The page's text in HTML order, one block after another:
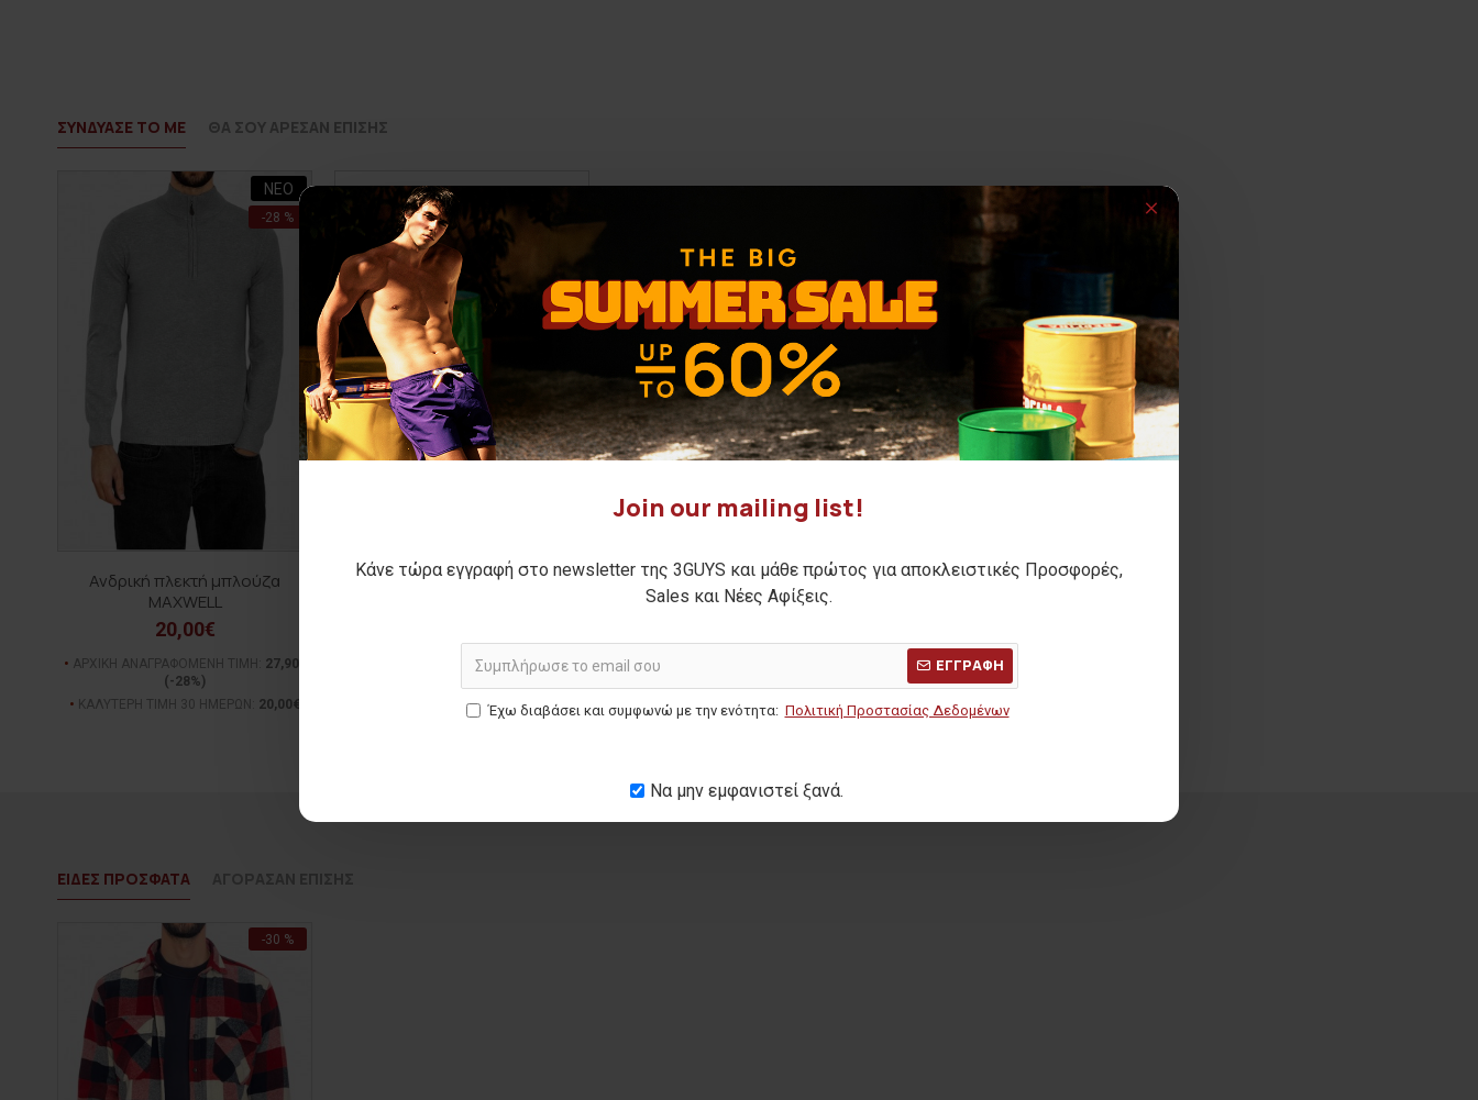
Join our mailing list!
Κάνε τώρα εγγραφή στο newsletter της 3GUYS και μάθε πρώτος για αποκλειστικές Προσφορές,
Sales και Νέες Αφίξεις.
ΕΓΓΡΑΦΗ
Έχω διαβάσει και συμφωνώ με την ενότητα: Πολιτική Προστασίας Δεδομένων
Να μην εμφανιστεί ξανά.
ΣΥΝΔΥΑΣΕ ΤΟ ΜΕ ΘΑ ΣΟΥ ΑΡΕΣΑΝ ΕΠΙΣΗΣ
ΝΕΟ
-28 %
Ανδρική πλεκτή μπλούζα
MAXWELL
20,00€
ΑΡΧΙΚΗ ΑΝΑΓΡΑΦΟΜΕΝΗ ΤΙΜΗ:
27,90€
(-28%)
ΚΑΛΥΤΕΡΗ ΤΙΜΗ 30 ΗΜΕΡΩΝ:
20,00€
Unisex κασκόλ 18004
ΚΑΛΥΤΕΡΗ ΤΙΜΗ 30 ΗΜΕΡΩΝ: 19,50€
ΕΙΔΕΣ ΠΡΟΣΦΑΤΑ
-30 %